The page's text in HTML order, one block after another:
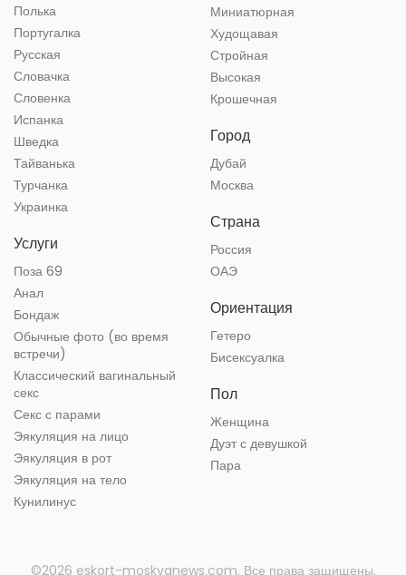
Полька
Португалка
Русская
Словачка
Словенка
Испанка
Шведка
Тайванька
Турчанка
Украинка
Услуги
Поза 69
Анал
Бондаж
Обычные фото (во время
встречи)
Классический вагинальный
секс
Секс с парами
Эякуляция на лицо
Эякуляция в рот
Эякуляция на тело
Кунилинус
Миниатюрная
Худощавая
Стройная
Высокая
Крошечная
Город
Дубай
Москва
Страна
Россия
ОАЭ
Ориентация
Гетеро
Бисексуалка
Пол
Женщина
Дуэт с девушкой
Пара
©2026 eskort-moskvanews.com. Все права защищены.